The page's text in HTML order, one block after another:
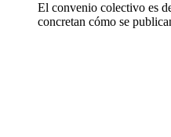
El convenio colectivo es
concretan cómo se